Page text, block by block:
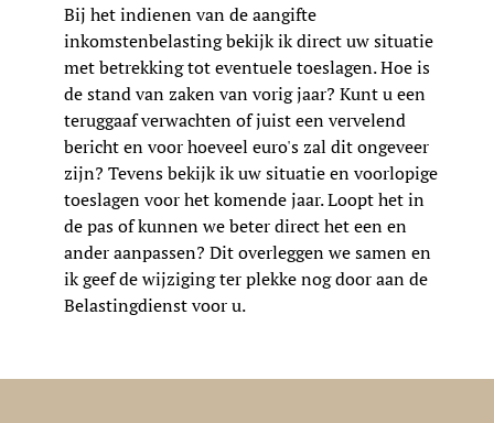
Bij het indienen van de aangifte
inkomstenbelasting bekijk ik direct uw situatie
met betrekking tot eventuele toeslagen. Hoe is
de stand van zaken van vorig jaar? Kunt u een
teruggaaf verwachten of juist een vervelend
bericht en voor hoeveel euro's zal dit ongeveer
zijn? Tevens bekijk ik uw situatie en voorlopige
toeslagen voor het komende jaar. Loopt het in
de pas of kunnen we beter direct het een en
ander aanpassen? Dit overleggen we samen en
ik geef de wijziging ter plekke nog door aan de
Belastingdienst voor u.